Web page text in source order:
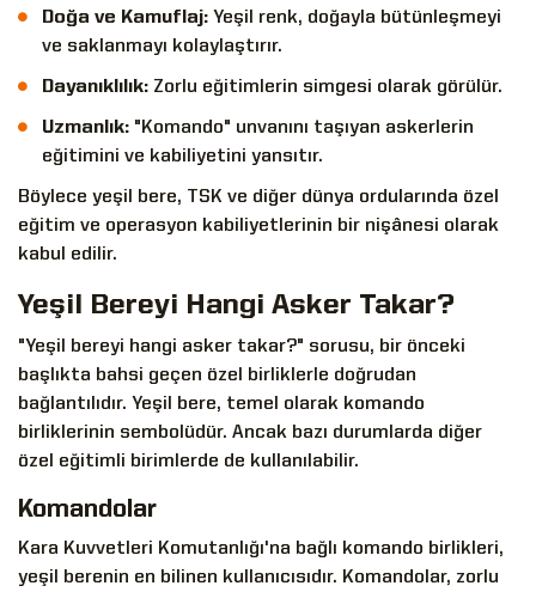
Doğa ve Kamuflaj: Yeşil renk, doğayla bütünleşmeyi
ve saklanmayı kolaylaştırır.
Dayanıklılık: Zorlu eğitimlerin simgesi olarak görülür.
Uzmanlık: "Komando" unvanını taşıyan askerlerin
eğitimini ve kabiliyetini yansıtır.
Böylece yeşil bere, TSK ve diğer dünya ordularında özel
eğitim ve operasyon kabiliyetlerinin bir nişânesi olarak
kabul edilir.
Yeşil Bereyi Hangi Asker Takar?
"Yeşil bereyi hangi asker takar?" sorusu, bir önceki
başlıkta bahsi geçen özel birliklerle doğrudan
bağlantılıdır. Yeşil bere, temel olarak komando
birliklerinin sembolüdür. Ancak bazı durumlarda diğer
özel eğitimli birimlerde de kullanılabilir.
Komandolar
Kara Kuvvetleri Komutanlığı'na bağlı komando birlikleri,
yeşil berenin en bilinen kullanıcısıdır. Komandolar, zorlu